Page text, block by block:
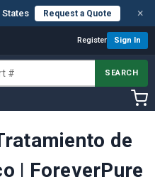
States Request a Quote ×
Register Sign In
SEARCH
de
| ForeverPure